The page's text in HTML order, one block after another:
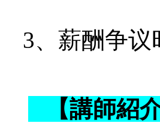
3、薪酬争
【講師紹